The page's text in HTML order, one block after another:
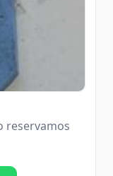
reservamos